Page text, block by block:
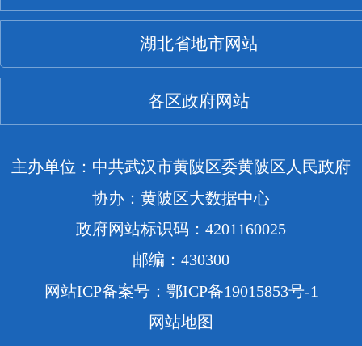
湖北省地市网站
各区政府网站
主办单位：中共武汉市黄陂区委黄陂区人民政府
协办：黄陂区大数据中心
政府网站标识码：4201160025
邮编：430300
网站ICP备案号：鄂ICP备19015853号-1
网站地图